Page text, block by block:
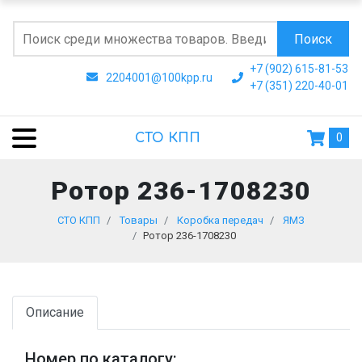
2204001@100kpp.ru
+7 (902) 615-81-53
+7 (351) 220-40-01
Поиск
СТО КПП 0
Ротор 236-1708230
СТО КПП Товары Коробка передач
ЯМЗ
Ротор 236-1708230
Описание